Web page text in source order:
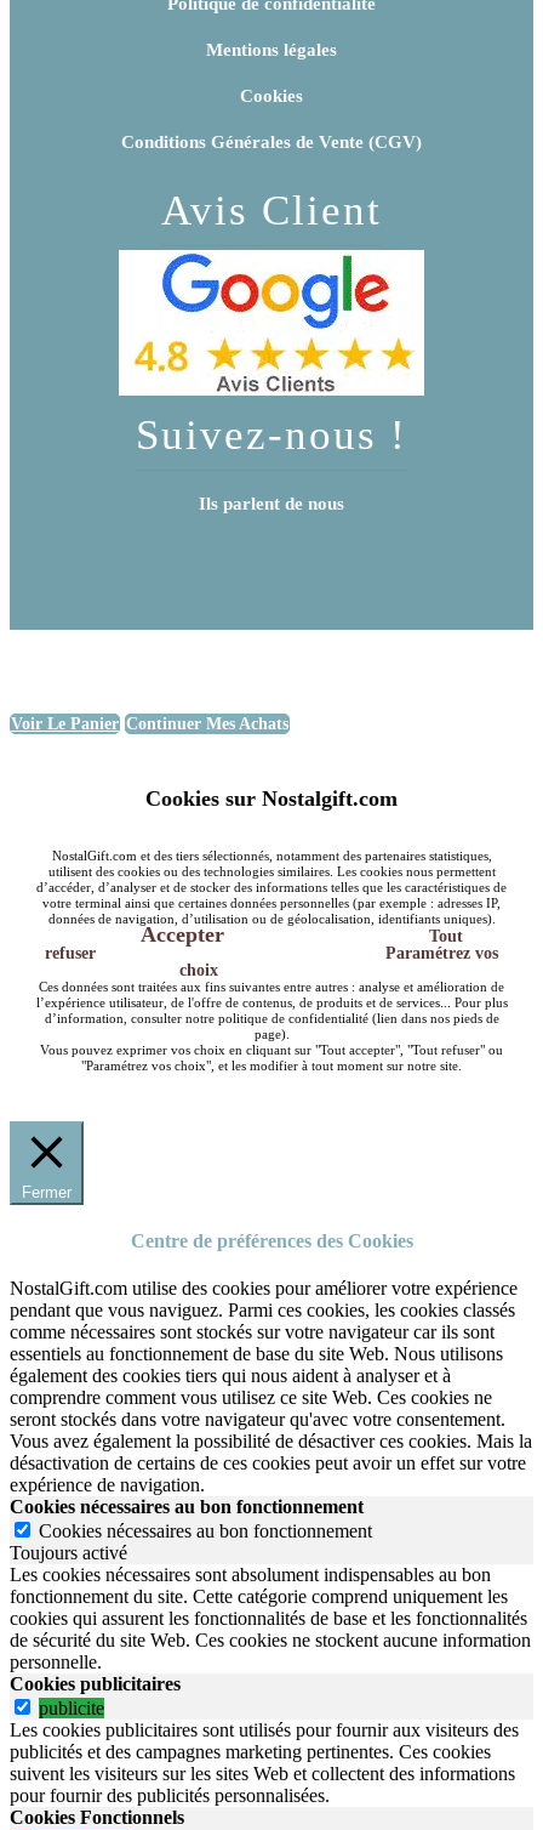
Mentions légales
Cookies
Conditions Générales de Vente (CGV)
Avis Client
Suivez-nous !
Ils parlent de nous
Voir Le Panier Continuer Mes Achats
Cookies sur Nostalgift.com
NostalGift.com et des tiers sélectionnés, notamment des partenaires statistiques,
utilisent des cookies ou des technologies similaires. Les cookies nous permettent
d’accéder, d’analyser et de stocker des informations telles que les caractéristiques de
votre terminal ainsi que certaines données personnelles (par exemple : adresses IP,
données de navigation, d’utilisation ou de géolocalisation, identifiants uniques).
Accepter
Tout
refuser
Paramétrez vos
choix
Ces données sont traitées aux fins suivantes entre autres : analyse et amélioration de
l’expérience utilisateur, de l'offre de contenus, de produits et de services... Pour plus
d’information, consulter notre politique de confidentialité (lien dans nos pieds de
page).
Vous pouvez exprimer vos choix en cliquant sur "Tout accepter", "Tout refuser" ou
"Paramétrez vos choix", et les modifier à tout moment sur notre site.
Fermer
Centre de préférences des Cookies
NostalGift.com utilise des cookies pour améliorer votre expérience
pendant que vous naviguez. Parmi ces cookies, les cookies classés
comme nécessaires sont stockés sur votre navigateur car ils sont
essentiels au fonctionnement de base du site Web. Nous utilisons
également des cookies tiers qui nous aident à analyser et à
comprendre comment vous utilisez ce site Web. Ces cookies ne
seront stockés dans votre navigateur qu'avec votre consentement.
Vous avez également la possibilité de désactiver ces cookies. Mais la
désactivation de certains de ces cookies peut avoir un effet sur votre
expérience de navigation.
Cookies nécessaires au bon fonctionnement
Cookies nécessaires au bon fonctionnement
Toujours activé
Les cookies nécessaires sont absolument indispensables au bon
fonctionnement du site. Cette catégorie comprend uniquement les
cookies qui assurent les fonctionnalités de base et les fonctionnalités
de sécurité du site Web. Ces cookies ne stockent aucune information
personnelle.
Cookies publicitaires
publicite
Les cookies publicitaires sont utilisés pour fournir aux visiteurs des
publicités et des campagnes marketing pertinentes. Ces cookies
suivent les visiteurs sur les sites Web et collectent des informations
pour fournir des publicités personnalisées.
Cookies Fonctionnels